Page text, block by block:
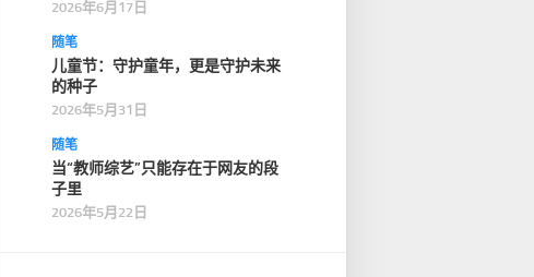
2026年6月17日
随笔
儿童节：守护童年，更是守护未来
的种子
2026年5月31日
随笔
当“教师综艺”只能存在于网友的段
子里
2026年5月22日